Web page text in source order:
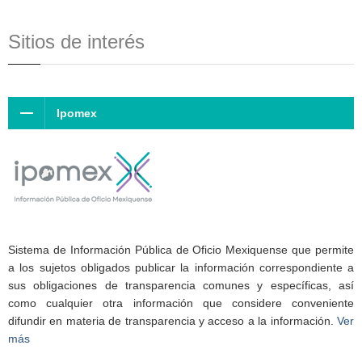
Sitios de interés
Ipomex
Sistema de Información Pública de Oficio Mexiquense que permite
a los sujetos obligados publicar la información correspondiente a
sus obligaciones de transparencia comunes y específicas, así
como cualquier otra información que considere conveniente
difundir en materia de transparencia y acceso a la información. Ver
más